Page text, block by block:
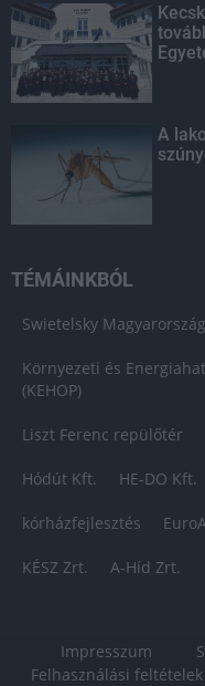
A
TÉMÁINKBÓL
Swietelsky
Környezeti és
(KEHOP)
Liszt Ferenc repülőtér
Hódút Kft. HE-DO Kft.
kórházfejlesztés
KÉSZ Zrt. A-Híd Zrt.
Impresszum
Felhasználási feltételek